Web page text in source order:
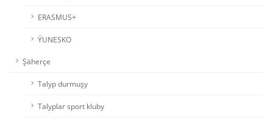
ERASMUS+
ÝUNESKO
Şäherçe
Talyp durmuşy
Talyplar sport kluby